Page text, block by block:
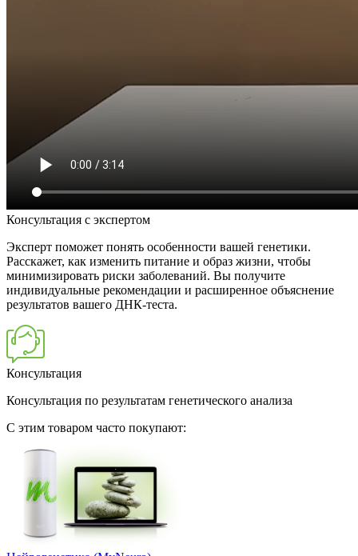
Консультация с экспертом
Эксперт поможет понять особенности вашей генетики.
Расскажет, как изменить питание и образ жизни, чтобы
минимизировать риски заболеваний. Вы получите
индивидуальные рекомендации и расширенное объяснение
результатов вашего ДНК-теста.
Консультация
Консультация по результатам генетического анализа
C этим товаром часто покупают: